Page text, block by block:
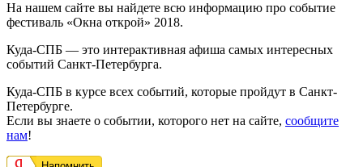
На нашем сайте вы найдете всю информацию про событие
фестиваль «Окна открой» 2018.
Куда-СПБ — это интерактивная афиша самых интересных
событий Санкт-Петербурга.
Куда-СПБ в курсе всех событий, которые пройдут в Санкт-
Петербурге.
Если вы знаете о событии, которого нет на сайте, сообщите
нам!